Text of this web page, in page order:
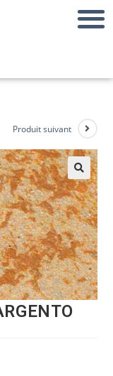
Produit suivant